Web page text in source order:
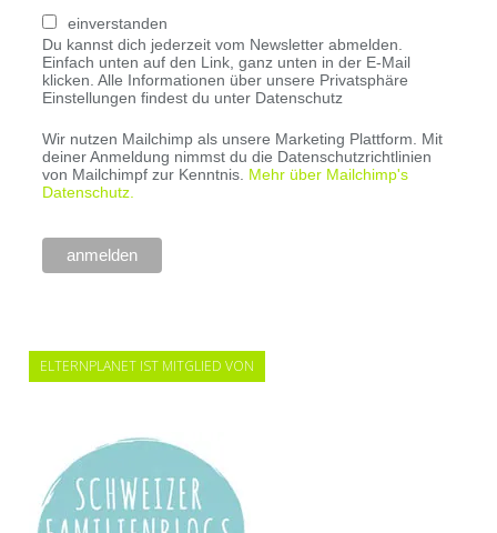
einverstanden
Du kannst dich jederzeit vom Newsletter abmelden.
Einfach unten auf den Link, ganz unten in der E-Mail
klicken. Alle Informationen über unsere Privatsphäre
Einstellungen findest du unter Datenschutz
Wir nutzen Mailchimp als unsere Marketing Plattform. Mit
deiner Anmeldung nimmst du die Datenschutzrichtlinien
von Mailchimpf zur Kenntnis. Mehr über Mailchimp's
Datenschutz.
ELTERNPLANET IST MITGLIED VON